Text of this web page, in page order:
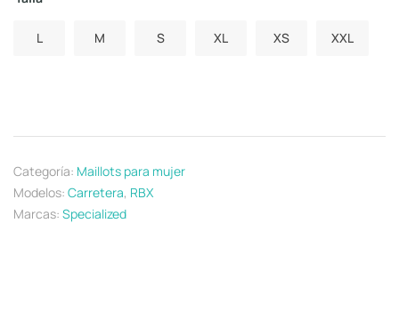
L M S XL XS XXL
Categoría: Maillots para mujer
Modelos: Carretera, RBX
Marcas: Specialized